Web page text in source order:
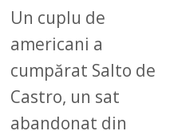
Un cuplu de
americani a
cumpărat Salto de
Castro, un sat
abandonat din